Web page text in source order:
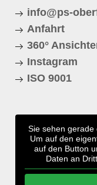
info@ps-
Anfahrt
360°
Instagram
ISO 9001
Sie sehen gerade
Um auf den
auf den Button
Daten an